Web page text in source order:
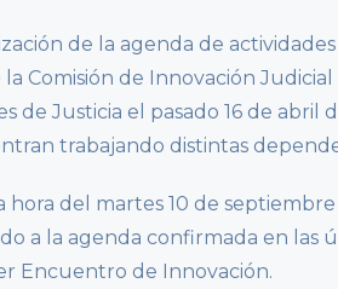
de la agenda de
la Comisión de Innovación
de Justicia el pasado 16 de
trabajando distintas
hora del martes 10 de
a la agenda confirmada en las
Encuentro de Innovación.